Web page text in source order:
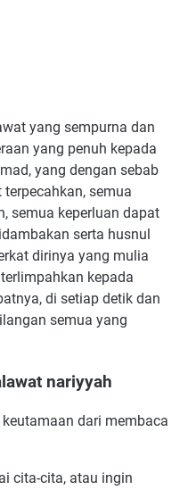
yang sempurna dan
yang penuh kepada
yang dengan sebab
semua
semua keperluan dapat
serta husnul
dirinya yang mulia
kepada
di setiap detik dan
semua yang
nariyyah
dari membaca
cita-cita, atau ingin